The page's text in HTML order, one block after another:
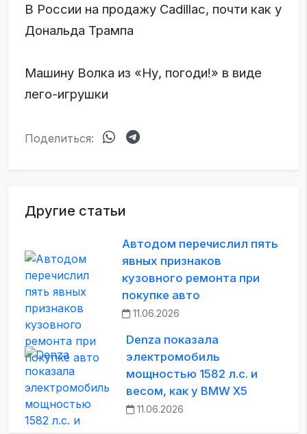
В России на продажу Cadillac, почти как у
Дональда Трампа
Машину Волка из «Ну, погоди!» в виде
лего-игрушки
Поделиться:
Другие статьи
Автодом перечислил пять
явных признаков
кузовного ремонта при
покупке авто
11.06.2026
Denza показала
электромобиль
мощностью 1582 л.с. и
весом, как у BMW X5
11.06.2026